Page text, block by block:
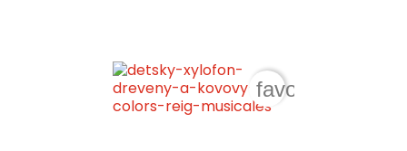
favorite_border